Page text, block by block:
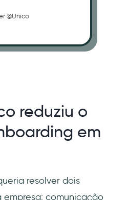
@Unico
reduziu o
em
resolver dois
empresa: comunicação